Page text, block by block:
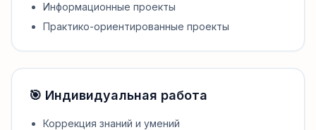
Информационные проекты
Практико-ориентированные проекты
🎯 Индивидуальная работа
Коррекция знаний и умений